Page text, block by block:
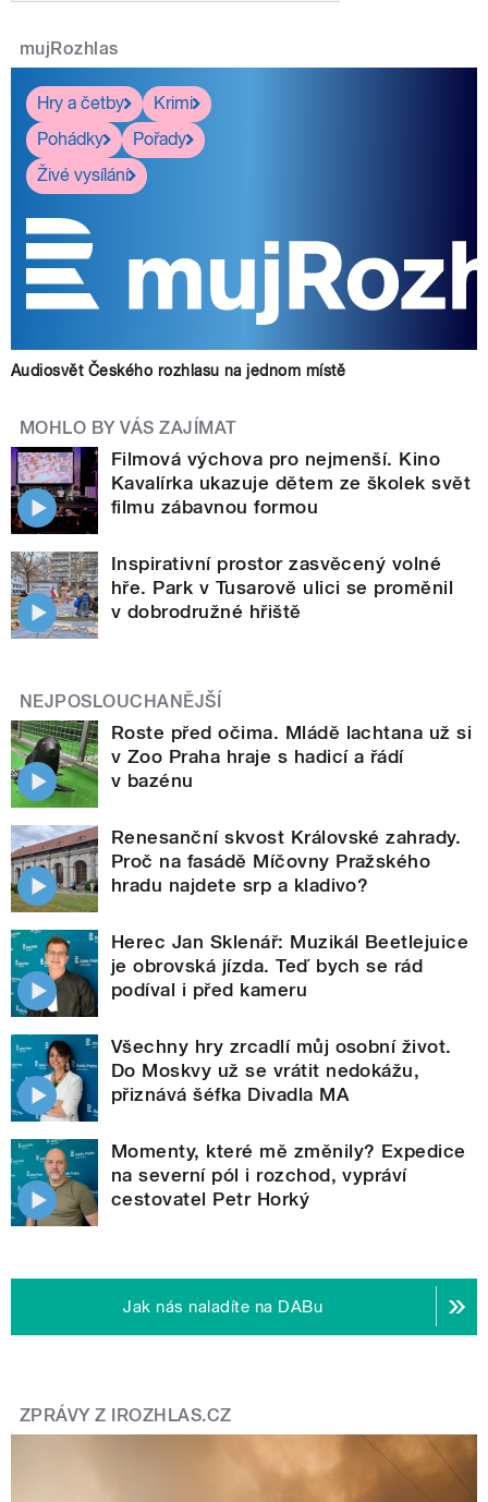
mujRozhlas
Hry a četby
Krimi
Pohádky
Pořady
Živé vysílání
Audiosvět Českého rozhlasu na jednom místě
MOHLO BY VÁS ZAJÍMAT
Filmová výchova pro nejmenší. Kino
Kavalírka ukazuje dětem ze školek svět
filmu zábavnou formou
Inspirativní prostor zasvěcený volné
hře. Park v Tusarově ulici se proměnil
v dobrodružné hřiště
NEJPOSLOUCHANĚJŠÍ
Roste před očima. Mládě lachtana už si
v Zoo Praha hraje s hadicí a řádí
v bazénu
Renesanční skvost Královské zahrady.
Proč na fasádě Míčovny Pražského
hradu najdete srp a kladivo?
Herec Jan Sklenář: Muzikál Beetlejuice
je obrovská jízda. Teď bych se rád
podíval i před kameru
Všechny hry zrcadlí můj osobní život.
Do Moskvy už se vrátit nedokážu,
přiznává šéfka Divadla MA
Momenty, které mě změnily? Expedice
na severní pól i rozchod, vypráví
cestovatel Petr Horký
Jak nás naladíte na DABu
ZPRÁVY Z IROZHLAS.CZ